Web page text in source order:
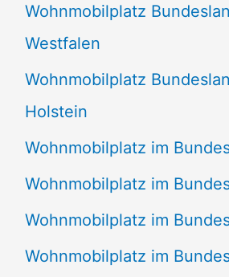
Wohnmobilplatz
Westfalen
Wohnmobilplatz
Holstein
Wohnmobilplatz im
Wohnmobilplatz im
Wohnmobilplatz im
Wohnmobilplatz im